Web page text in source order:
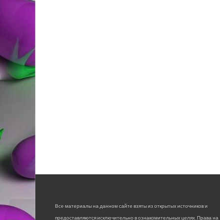
Все материалы на данном сайте взяты из открытых источников и
предоставляются исключительно в ознакомительных целях. Права на